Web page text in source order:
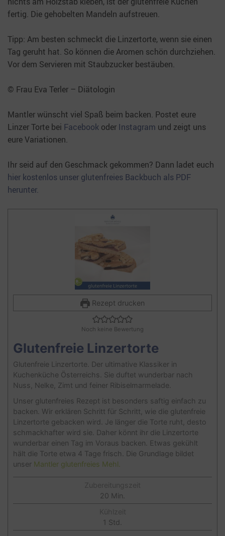
fertig. Die gehobelten Mandeln aufstreuen.
Tipp: Am besten schmeckt die Linzertorte, wenn sie einen
Tag geruht hat. So können die Aromen schön durchziehen.
Vor dem Servieren mit Staubzucker bestäuben.
© Frau Eva Terler – Diätologin
Mantler wünscht viel Spaß beim backen. Postet eure
Linzer Torte bei Facebook oder Instagram und zeigt uns
eure Variationen.
Ihr seid auf den Geschmack gekommen? Dann ladet euch
hier kostenlos unser glutenfreies Backbuch als PDF
herunter.
Rezept drucken
Noch keine Bewertung
Glutenfreie Linzertorte
Glutenfreie Linzertorte. Der ultimative Klassiker in
Kuchenküche Österreichs. Sie duftet wunderbar nach
Nuss, Nelke, Zimt und feiner Ribiselmarmelade.
Unser glutenfreies Rezept ist besonders saftig einfach zu
backen. Wir erklären Schritt für Schritt, wie die glutenfreie
Linzertorte gebacken wird. Je länger die Torte ruht, desto
schmackhafter wird sie. Daher könnt ihr die Linzertorte
wunderbar einen Tag im Voraus backen. Etwas gekühlt
hält die Torte etwa 4 Tage frisch. Die Grundlage bildet
unser Mantler glutenfreies Mehl.
20 Minuten
Min.
1 Stunde
Std.